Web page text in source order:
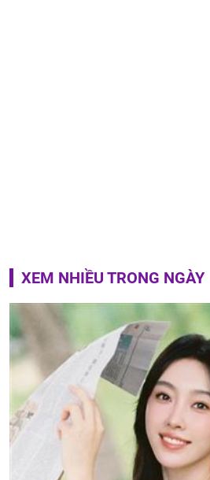
XEM NHIỀU TRONG NGÀY